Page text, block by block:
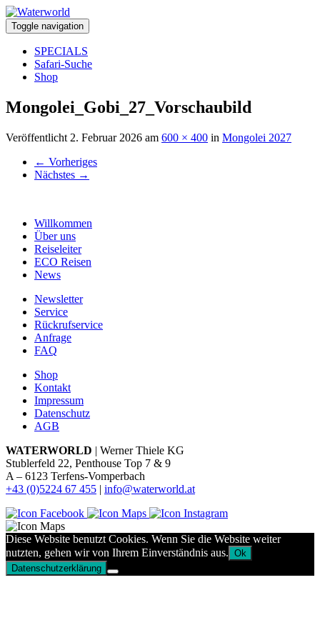
Toggle navigation
SPECIALS
Safari-Suche
Shop
Mongolei_Gobi_27_Vorschaubild
Veröffentlicht 2. Februar 2026 am 600 × 400 in Mongolei 2027
← Vorheriges
Nächstes →
Willkommen
Über uns
Reiseleiter
ECO Reisen
News
Newsletter
Service
Rückrufservice
Anfrage
FAQ
Shop
Kontakt
Impressum
Datenschutz
AGB
WATERWORLD | Werner Thiele KG
Stublerfeld 22, Penthouse Top 7 & 9
A – 6123 Terfens-Vomperbach
+43 (0)5224 67 455 | info@waterworld.at
Diese Website benutzt Cookies. Wenn Sie die Website weiter
nutzten, gehen wir von Ihrem Einverständnis aus. Ok
Datenschutzerklärung